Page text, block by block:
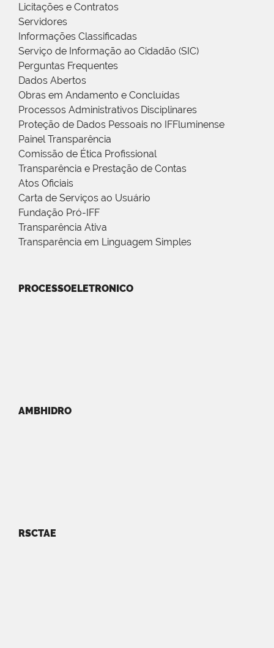
Licitações e Contratos
Servidores
Informações Classificadas
Serviço de Informação ao Cidadão (SIC)
Perguntas Frequentes
Dados Abertos
Obras em Andamento e Concluídas
Processos Administrativos Disciplinares
Proteção de Dados Pessoais no IFFluminense
Painel Transparência
Comissão de Ética Profissional
Transparência e Prestação de Contas
Atos Oficiais
Carta de Serviços ao Usuário
Fundação Pró-IFF
Transparência Ativa
Transparência em Linguagem Simples
PROCESSOELETRONICO
AMBHIDRO
RSCTAE